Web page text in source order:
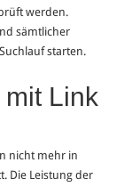
werden.
sämtlicher
starten.
Link
nicht mehr in
Die Leistung der